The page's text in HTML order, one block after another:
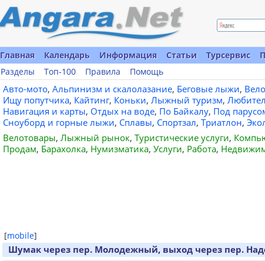
Главная Календарь Информация Статьи Турсервис
Разделы
Топ-100 Правила Помощь
Авто-мото, Альпинизм и скалолазание, Беговые лыжи,
Ищу попутчика, Кайтинг, Коньки, Лыжный туризм,
Навигация и карты, Отдых на воде, По Байкалу, Под
Сноуборд и горные лыжи, Сплавы, Спортзал, Триатлон,
Велотовары, Лыжный рынок, Туристические услуги,
Продам, Барахолка, Нумизматика, Услуги, Работа,
[mobile]
Шумак через пер. Молодежный, выход через пер.